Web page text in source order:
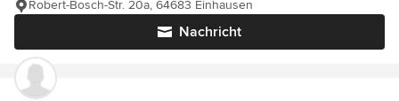
Nachricht
Robert-Bosch-Str. 20a, 64683 Einhausen